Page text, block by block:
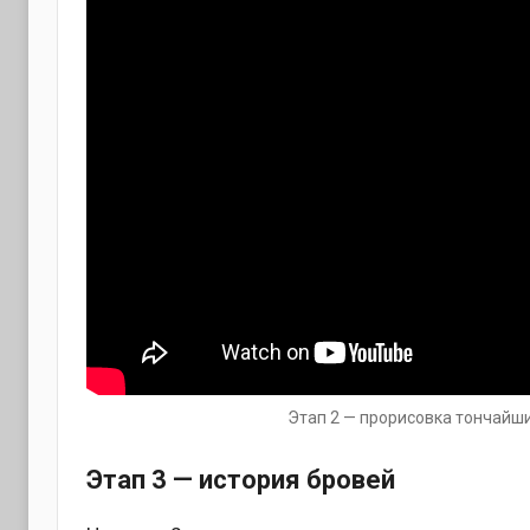
Этап 2 — прорисовка
Этап 3 — история бровей